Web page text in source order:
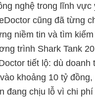
nghệ trong lĩnh vực
cũng đã từng
niềm tin và tìm
trình Shark Tank
tiết lộ: dù doanh
khoảng 10 tỷ
đang chịu lỗ vì chi phí